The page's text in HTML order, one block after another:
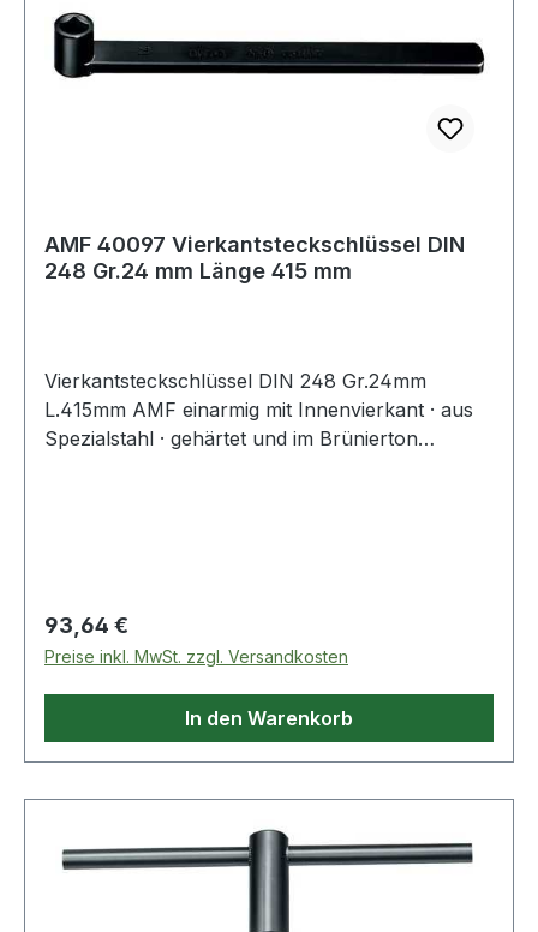
AMF 40097 Vierkantsteckschlüssel DIN
248 Gr.24 mm Länge 415 mm
Vierkantsteckschlüssel DIN 248 Gr.24mm
L.415mm AMF einarmig mit Innenvierkant · aus
Spezialstahl · gehärtet und im Brünierton
Regulärer Preis:
93,64 €
Preise inkl. MwSt. zzgl. Versandkosten
In den Warenkorb